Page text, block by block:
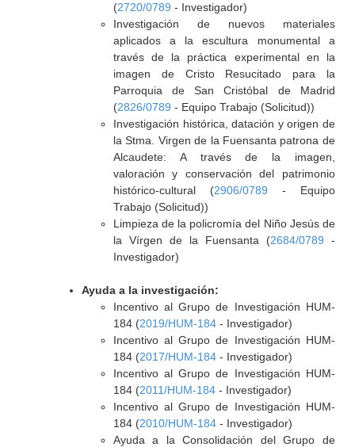
(2720/0789 - Investigador)
Investigación de nuevos materiales
aplicados a la escultura monumental a
través de la práctica experimental en la
imagen de Cristo Resucitado para la
Parroquia de San Cristóbal de Madrid
(2826/0789 - Equipo Trabajo (Solicitud))
Investigación histórica, datación y origen de
la Stma. Virgen de la Fuensanta patrona de
Alcaudete: A través de la imagen,
valoración y conservación del patrimonio
histórico-cultural (2906/0789 - Equipo
Trabajo (Solicitud))
Limpieza de la policromía del Niño Jesús de
la Vírgen de la Fuensanta (2684/0789 -
Investigador)
Ayuda a la investigación:
Incentivo al Grupo de Investigación HUM-
184 (2019/HUM-184- Investigador)
Incentivo al Grupo de Investigación HUM-
184 (2017/HUM-184- Investigador)
Incentivo al Grupo de Investigación HUM-
184 (2011/HUM-184- Investigador)
Incentivo al Grupo de Investigación HUM-
184 (2010/HUM-184- Investigador)
Ayuda a la Consolidación del Grupo de